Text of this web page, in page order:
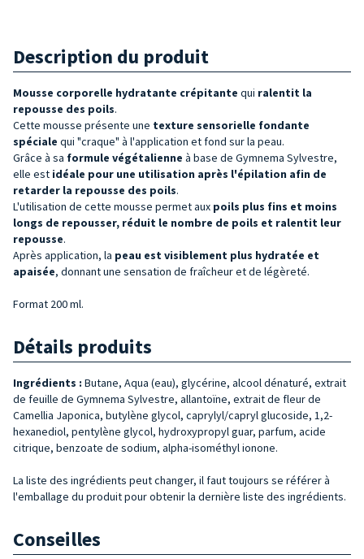
Description du produit
Mousse corporelle hydratante crépitante qui ralentit la
repousse des poils.
Cette mousse présente une texture sensorielle fondante
spéciale qui "craque" à l'application et fond sur la peau.
Grâce à sa formule végétalienne à base de Gymnema Sylvestre,
elle est idéale pour une utilisation après l'épilation afin de
retarder la repousse des poils.
L'utilisation de cette mousse permet aux poils plus fins et moins
longs de repousser, réduit le nombre de poils et ralentit leur
repousse.
Après application, la peau est visiblement plus hydratée et
apaisée, donnant une sensation de fraîcheur et de légèreté.
Format 200 ml.
Détails produits
Ingrédients : Butane, Aqua (eau), glycérine, alcool dénaturé, extrait
de feuille de Gymnema Sylvestre, allantoïne, extrait de fleur de
Camellia Japonica, butylène glycol, caprylyl/capryl glucoside, 1,2-
hexanediol, pentylène glycol, hydroxypropyl guar, parfum, acide
citrique, benzoate de sodium, alpha-isométhyl ionone.
La liste des ingrédients peut changer, il faut toujours se référer à
l'emballage du produit pour obtenir la dernière liste des ingrédients.
Conseilles